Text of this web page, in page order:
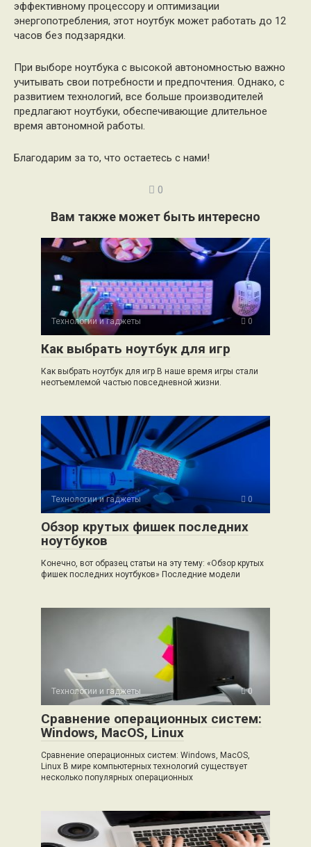
эффективному процессору и оптимизации
энергопотребления, этот ноутбук может работать до 12
часов без подзарядки.
При выборе ноутбука с высокой автономностью важно
учитывать свои потребности и предпочтения. Однако, с
развитием технологий, все больше производителей
предлагают ноутбуки, обеспечивающие длительное
время автономной работы.
Благодарим за то, что остаетесь с нами!
0
Вам также может быть интересно
Технологии и гаджеты 0
Как выбрать ноутбук для игр
Как выбрать ноутбук для игр В наше время игры стали
неотъемлемой частью повседневной жизни.
Технологии и гаджеты 0
Обзор крутых фишек последних
ноутбуков
Конечно, вот образец статьи на эту тему: «Обзор крутых
фишек последних ноутбуков» Последние модели
Технологии и гаджеты 0
Сравнение операционных систем:
Windows, MacOS, Linux
Сравнение операционных систем: Windows, MacOS,
Linux В мире компьютерных технологий существует
несколько популярных операционных